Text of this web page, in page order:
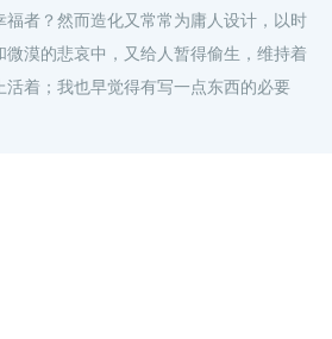
者？然而造化又常常为庸人设计，以时
漠的悲哀中，又给人暂得偷生，维持着
着；我也早觉得有写一点东西的必要